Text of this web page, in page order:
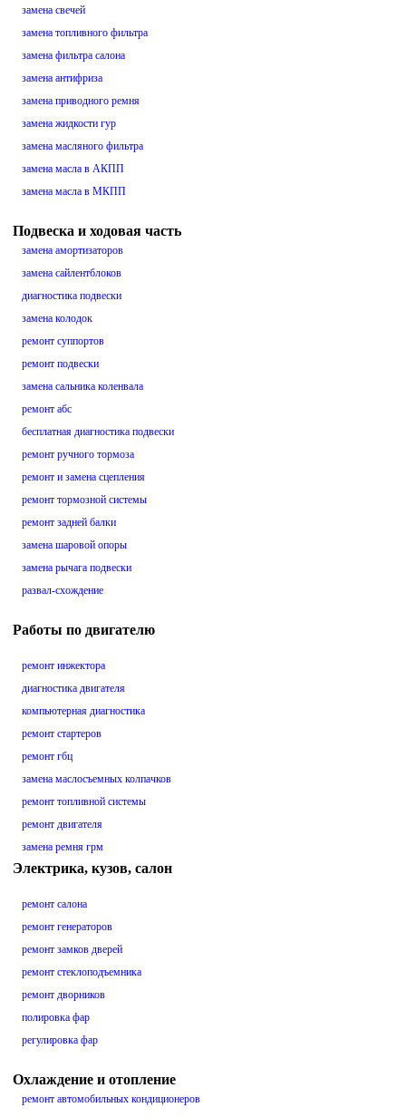
замена свечей
замена топливного фильтра
замена фильтра салона
замена антифриза
замена приводного ремня
замена жидкости гур
замена масляного фильтра
замена масла в АКПП
замена масла в МКПП
Подвеска и ходовая часть
замена амортизаторов
замена сайлентблоков
диагностика подвески
замена колодок
ремонт суппортов
ремонт подвески
замена сальника коленвала
ремонт абс
бесплатная диагностика подвески
ремонт ручного тормоза
ремонт и замена сцепления
ремонт тормозной системы
ремонт задней балки
замена шаровой опоры
замена рычага подвески
развал-схождение
Работы по двигателю
ремонт инжектора
диагностика двигателя
компьютерная диагностика
ремонт стартеров
ремонт гбц
замена маслосъемных колпачков
ремонт топливной системы
ремонт двигателя
замена ремня грм
Электрика, кузов, салон
ремонт салона
ремонт генераторов
ремонт замков дверей
ремонт стеклоподъемника
ремонт дворников
полировка фар
регулировка фар
Охлаждение и отопление
ремонт автомобильных кондиционеров